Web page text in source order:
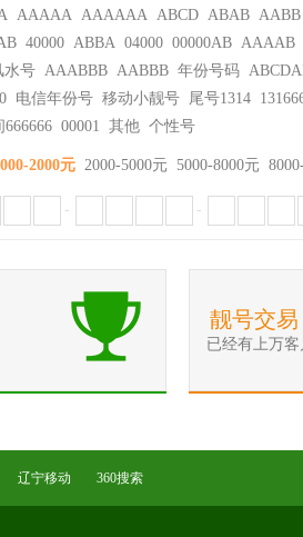
AAAAA AAAAAA ABCD ABAB AABB
40000 ABBA 04000 00000AB AAAAB
水号 AAABBB AABBB 年份号码
电信年份号 移动小靓号 尾号1314
666666 00001 其他 个性号
2000元 2000-5000元 5000-8000元
- -
靓号交易
已经有上万
辽宁移动 360搜索